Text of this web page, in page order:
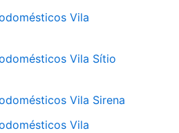
Vila
Vila Sítio
Vila Sirena
Vila